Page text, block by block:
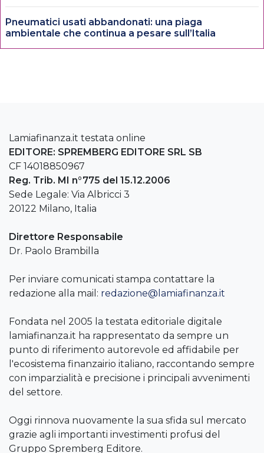
Pneumatici usati abbandonati: una piaga
ambientale che continua a pesare sull’Italia
Lamiafinanza.it testata online
EDITORE: SPREMBERG EDITORE SRL SB
CF 14018850967
Reg. Trib. MI n°775 del 15.12.2006
Sede Legale: Via Albricci 3
20122 Milano, Italia
Direttore Responsabile
Dr. Paolo Brambilla
Per inviare comunicati stampa contattare la
redazione alla mail: redazione@lamiafinanza.it
Fondata nel 2005 la testata editoriale digitale
lamiafinanza.it ha rappresentato da sempre un
punto di riferimento autorevole ed affidabile per
l'ecosistema finanzairio italiano, raccontando sempre
con imparzialità e precisione i principali avvenimenti
del settore.
Oggi rinnova nuovamente la sua sfida sul mercato
grazie agli importanti investimenti profusi del
Gruppo Spremberg Editore.